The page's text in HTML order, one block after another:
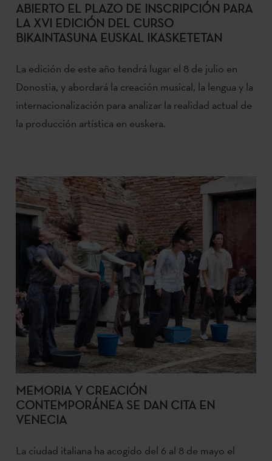
ABIERTO EL PLAZO DE INSCRIPCIÓN PARA
LA XVI EDICIÓN DEL CURSO
BIKAINTASUNA EUSKAL IKASKETETAN
La edición de este año tendrá lugar el 8 de julio en
Donostia, y abordará la creación musical, la lengua y la
internacionalización para analizar la realidad actual de
la producción artística en euskera.
MEMORIA Y CREACIÓN
CONTEMPORÁNEA SE DAN CITA EN
VENECIA
La ciudad italiana ha acogido del 6 al 8 de mayo el